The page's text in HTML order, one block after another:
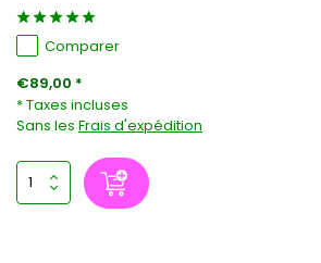
Comparer
€89,00 *
* Taxes incluses
Sans les Frais d'expédition